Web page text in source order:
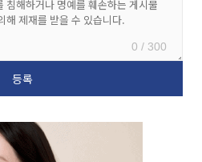
0 / 300